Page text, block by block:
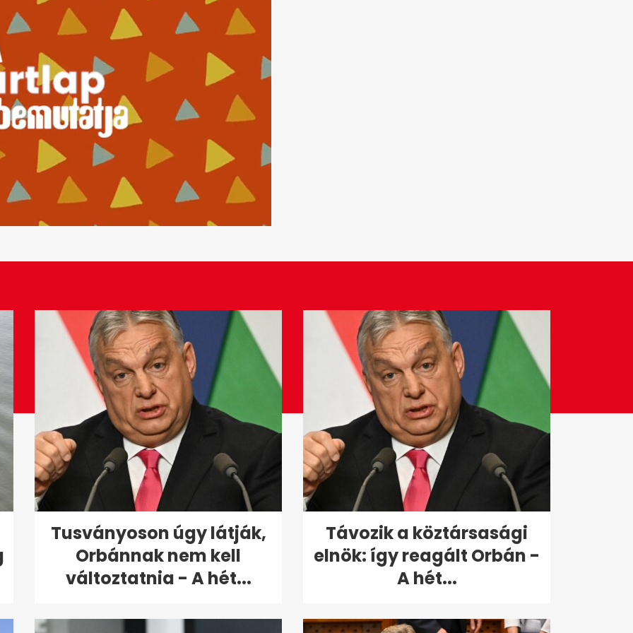
Tusványoson úgy látják,
Orbánnak nem kell
változtatnia - A hét...
Távozik a köztársasági
elnök: így reagált Orbán -
A hét...